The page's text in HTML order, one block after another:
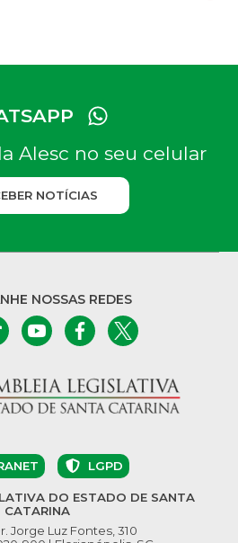
Alesc no seu celular
NOTÍCIAS
NOSSAS REDES
LGPD
DO ESTADO DE SANTA
CATARINA
Jorge Luz Fontes, 310